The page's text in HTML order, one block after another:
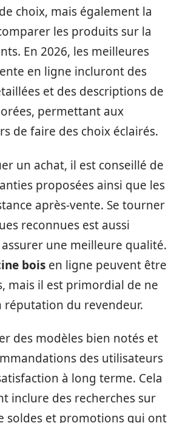
choix, mais également la
les produits sur la
En 2026, les meilleures
en ligne incluront des
et des descriptions de
permettant aux
de faire des choix éclairés.
un achat, il est conseillé de
proposées ainsi que les
après-vente. Se tourner
reconnues est aussi
une meilleure qualité.
bois en ligne peuvent être
mais il est primordial de ne
réputation du revendeur.
des modèles bien notés et
des utilisateurs
à long terme. Cela
inclure des recherches sur
soldes et promotions qui ont